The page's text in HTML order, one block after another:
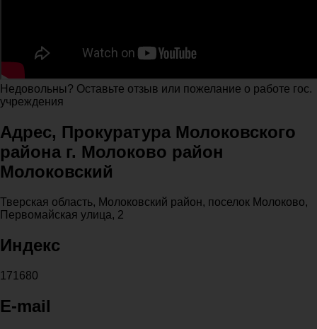
Недовольны? Оставьте отзыв или пожелание о работе гос.
учреждения
Адрес, Прокуратура Молоковского
района г. Молоково район
Молоковский
Тверская область, Молоковский район, поселок Молоково,
Первомайская улица, 2
Индекс
171680
E-mail